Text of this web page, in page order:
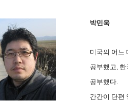
박민욱
미국의 어느 대
공부했고, 한국
공부했다.
간간이 단편 영